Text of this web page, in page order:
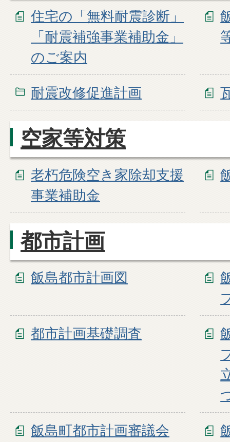
住宅の「無料耐震診断」
「耐震補強事業補助金」
のご案内
耐震改修促進計画
空家等対策
老朽危険空き家除却支援
事業補助金
都市計画
飯島都市計画図
都市計画基礎調査
飯島町都市計画審議会